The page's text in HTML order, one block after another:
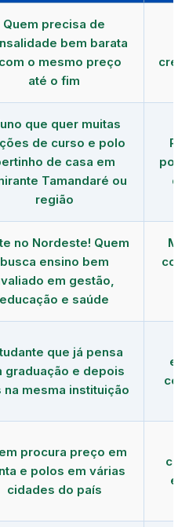
Quem precisa de
bem barata
o mesmo preço
até o fim
que quer muitas
de curso e polo
de casa em
Tamandaré ou
região
no Nordeste! Quem
busca ensino bem
em gestão,
educação e saúde
que já pensa
graduação e depois
na mesma instituição
procura preço em
e polos em várias
cidades do país